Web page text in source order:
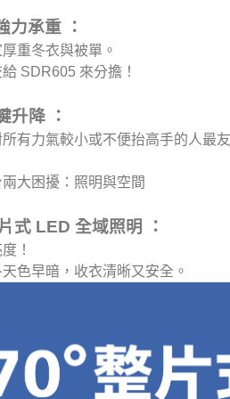
力承重 ：
重冬衣與被單。
SDR605 來分擔！
升降 ：
有力氣較小或不便抬高手的人最
大困擾：照明與空間
式 LED 全域照明 ：
！
色早暗，收衣清晰又安全。